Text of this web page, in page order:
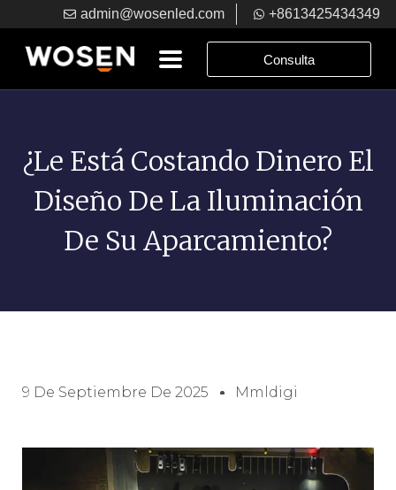
admin@wosenled.com +8613425434349
Consulta
¿Le Está Costando Dinero El
Diseño De La Iluminación
De Su Aparcamiento?
9 De Septiembre De 2025 Mmldigi